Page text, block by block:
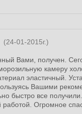
(24-01-2015г.)
Вами, получен.
камеру
эластичный.
Вашими
быстро все
Огромное